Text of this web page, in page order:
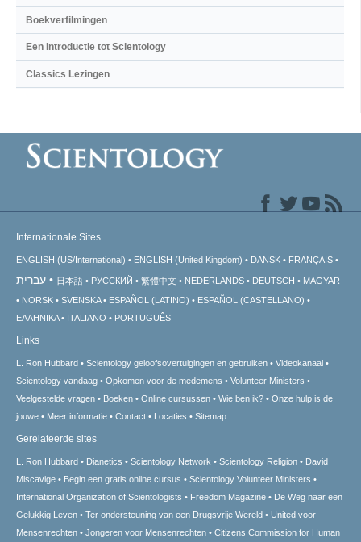
Boekverfilmingen
Een Introductie tot Scientology
Classics Lezingen
Internationale Sites
ENGLISH (US/International) ENGLISH (United Kingdom) DANSK FRANÇAIS
עברית 日本語 РУССКИЙ 繁體中文 NEDERLANDS DEUTSCH
MAGYAR
NORSK
SVENSKA ESPAÑOL (LATINO)
ESPAÑOL (CASTELLANO)
ΕΛΛΗΝΙΚA
ITALIANO PORTUGUÊS
Links
L. Ron Hubbard Scientology geloofsovertuigingen en gebruiken
Videokanaal
Scientology vandaag
Opkomen voor de medemens
Volunteer Ministers
Veelgestelde vragen
Boeken Online cursussen Wie ben ik?
Onze hulp is de
jouwe
Meer informatie Contact Locaties Sitemap
Gerelateerde sites
L. Ron Hubbard Dianetics Scientology Network Scientology Religion
David
Miscavige
Begin een gratis online cursus
Scientology Volunteer Ministers
International Organization of Scientologists
Freedom Magazine
De Weg naar een
Gelukkig Leven
Ter ondersteuning van een Drugsvrije Wereld
United voor
Mensenrechten
Jongeren voor Mensenrechten Citizens Commission for Human